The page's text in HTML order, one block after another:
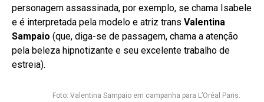
personagem assassinada, por exemplo, se chama Isabele
e é interpretada pela modelo e atriz trans Valentina
Sampaio (que, diga-se de passagem, chama a atenção
pela beleza hipnotizante e seu excelente trabalho de
estreia).
Foto: Valentina Sampaio em campanha para L’Oréal Paris.